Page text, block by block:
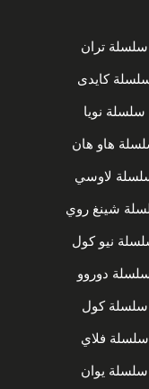
سلسلة تران
كايدى
سلسلة نويا
هاو هان
لاوسي
شينغ روي
نيو كول
دوروو
سلسلة كول
سلسلة فلاي
سلسلة يوان